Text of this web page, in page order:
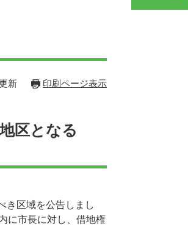
新 印刷ページ表示
区となる
き区域を公告しまし
に市長に対し、借地権